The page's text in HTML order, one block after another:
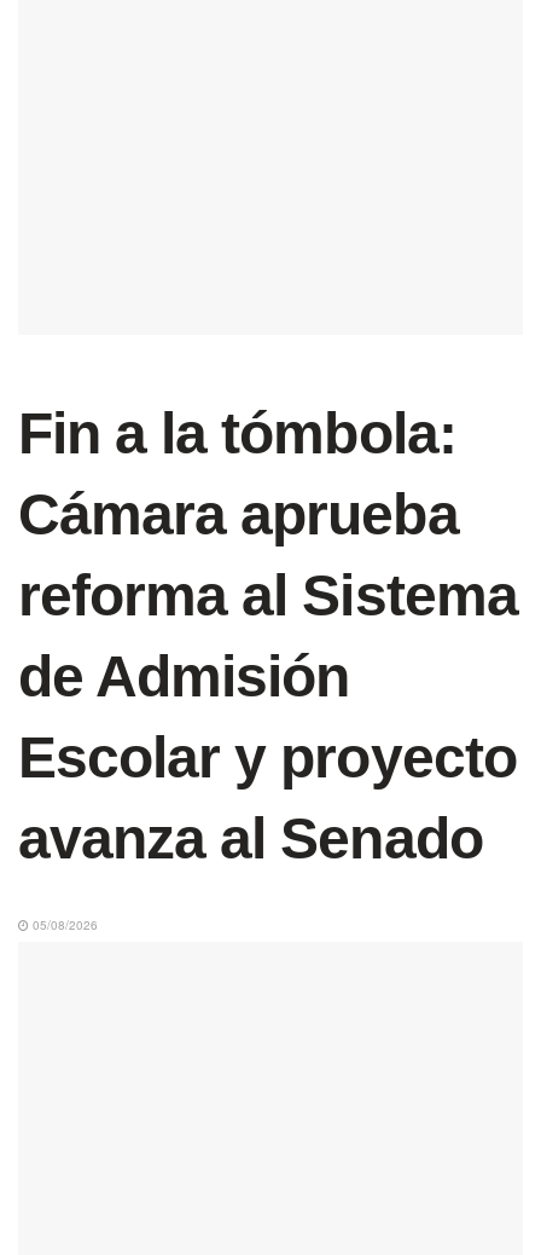
Fin a la tómbola:
Cámara aprueba
reforma al Sistema
de Admisión
Escolar y proyecto
avanza al Senado
05/08/2026